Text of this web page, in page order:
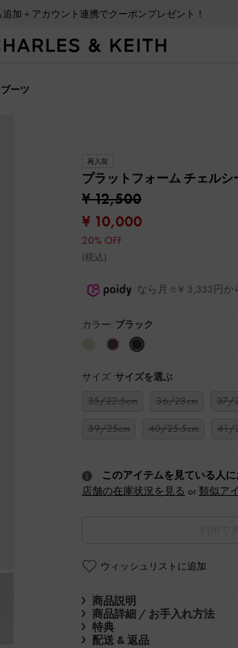
ーツ
再入荷
プラットフォーム チェルシ
¥ 12,500
¥ 10,000
20% OFF
(税込)
なら月々¥ 3,333円か
カラー: ブラック
サイズ: サイズを選ぶ
35/22.5cm 36/23cm 37/
39/25cm
40/25.5cm 41/
このアイテムを見ている人
店舗の在庫状況を見る or 類似ア
ウィッシュリストに追加
商品説明
商品詳細 / お手入れ方法
特典
配送 & 返品